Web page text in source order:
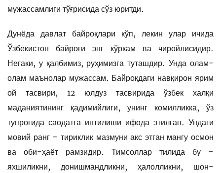
мужассамлиги тўғрисида сўз юритди.
Дунёда давлат байроқлари кўп, лекин улар ичида
Ўзбекистон байроғи энг кўркам ва чиройлисидир.
Негаки, у қалбимиз, руҳимизга туташдир. Унда олам-
олам маънолар мужассам. Байроқдаги навқирон ярим
ой тасвири, 12 юлдуз тасвирида ўзбек халқи
маданиятининг қадимийлиги, унинг комилликка, ўз
тупроғида саодатга интилиши ифода этилган. Ундаги
мовий ранг – тириклик мазмуни акс этган мангу осмон
ва оби-ҳаёт рамзидир. Тимсоллар тилида бу –
яхшиликни, донишмандликни, ҳалолликни, шон-